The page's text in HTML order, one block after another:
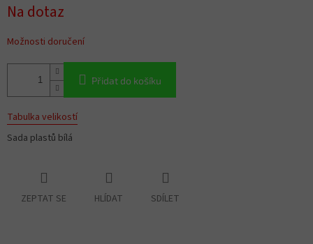
cena:
Na dotaz
Možnosti doručení
Přidat do košíku
Tabulka velikostí
Sada plastů bílá
ZEPTAT SE HLÍDAT SDÍLET